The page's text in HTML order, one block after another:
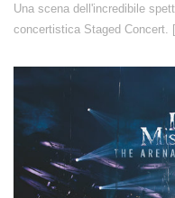
Una scena dell'incredibile
concertistica Staged Concert.